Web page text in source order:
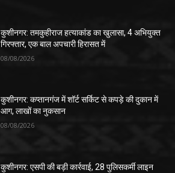
कुशीनगर: तमकुहीराज हत्याकांड का खुलासा, 4 अभियुक्त
गिरफ्तार, एक बाल अपचारी हिरासत में
08/08/2026
कुशीनगर: कप्तानगंज में शॉर्ट सर्किट से कपड़े की दुकान में
आग, लाखों का नुकसान
08/08/2026
कुशीनगर: एसपी की बड़ी कार्रवाई, 28 पुलिसकर्मी लाइन